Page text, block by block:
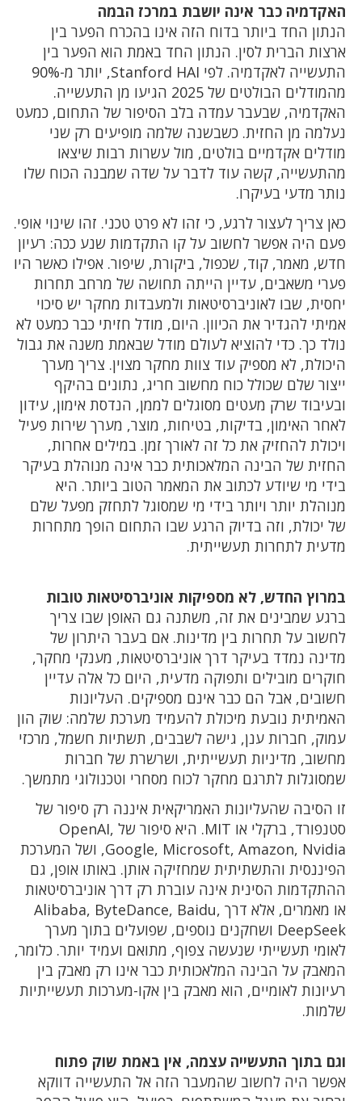
האקדמיה כבר אינה יושבת במרכז הבמה
הנתון החד ביותר בדוח הזה אינו בהכרח הפער בין
ארצות הברית לסין. הנתון החד באמת הוא הפער בין
התעשייה לאקדמיה. לפי Stanford HAI, יותר מ-90%
מהמודלים הבולטים של 2025 הגיעו מן התעשייה.
האקדמיה, שבעבר עמדה בלב הסיפור של התחום, כמעט
נעלמה מן החזית. כשבשנה שלמה מופיעים רק שני
מודלים אקדמיים בולטים, מול עשרות רבות שיצאו
מהתעשייה, קשה עוד לדבר על שדה שמבנה הכוח שלו
נותר מדעי בעיקרו.
כאן צריך לעצור לרגע, כי זהו לא פרט טכני. זהו שינוי אופי.
פעם היה אפשר לחשוב על קו התקדמות שנע ככה: רעיון
חדש, מאמר, קוד, שכפול, ביקורת, שיפור. אפילו כאשר היו
פערי משאבים, עדיין הייתה תחושה של מרחב תחרות
יחסית, שבו לאוניברסיטאות ולמעבדות מחקר יש סיכוי
אמיתי להגדיר את הכיוון. היום, מודל חזיתי כבר כמעט לא
נולד כך. כדי להוציא לעולם מודל שבאמת משנה את גבול
היכולת, לא מספיק עוד צוות מחקר מצוין. צריך מערך
ייצור שלם שכולל כוח מחשוב חריג, נתונים בהיקף
ובעיבוד שרק מעטים מסוגלים לממן, הנדסת אימון, עידון
לאחר האימון, בדיקות, בטיחות, מוצר, מערך שירות פעיל
ויכולת להחזיק את כל זה לאורך זמן. במילים אחרות,
החזית של הבינה המלאכותית כבר אינה מנוהלת בעיקר
בידי מי שיודע לכתוב את המאמר הטוב ביותר. היא
מנוהלת יותר ויותר בידי מי שמסוגל לתחזק מפעל שלם
של יכולת, וזה בדיוק הרגע שבו התחום הופך מתחרות
מדעית לתחרות תעשייתית.
במרוץ החדש, לא מספיקות אוניברסיטאות טובות
ברגע שמבינים את זה, משתנה גם האופן שבו צריך
לחשוב על תחרות בין מדינות. אם בעבר היתרון של
מדינה נמדד בעיקר דרך אוניברסיטאות, מענקי מחקר,
חוקרים מובילים ותפוקה מדעית, היום כל אלה עדיין
חשובים, אבל הם כבר אינם מספיקים. העליונות
האמיתית נובעת מיכולת להעמיד מערכת שלמה: שוק הון
עמוק, חברות ענן, גישה לשבבים, תשתיות חשמל, מרכזי
מחשוב, מדיניות תעשייתית, ושרשרת של חברות
שמסוגלות לתרגם מחקר לכוח מסחרי וטכנולוגי מתמשך.
זו הסיבה שהעליונות האמריקאית איננה רק סיפור של
סטנפורד, ברקלי או MIT. היא סיפור של OpenAI,
Google, Microsoft, Amazon, Nvidia, ושל המערכת
הפיננסית והתשתיתית שמחזיקה אותן. באותו אופן, גם
ההתקדמות הסינית אינה עוברת רק דרך אוניברסיטאות
או מאמרים, אלא דרך Alibaba, ByteDance, Baidu,
DeepSeek ושחקנים נוספים, שפועלים בתוך מערך
לאומי תעשייתי שנעשה צפוף, מתואם ועמיד יותר. כלומר,
המאבק על הבינה המלאכותית כבר אינו רק מאבק בין
רעיונות לאומיים, הוא מאבק בין אקו-מערכות תעשייתיות
שלמות.
וגם בתוך התעשייה עצמה, אין באמת שוק פתוח
אפשר היה לחשוב שהמעבר הזה אל התעשייה דווקא